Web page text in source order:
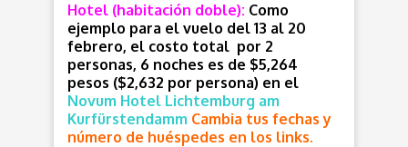
Hotel (habitación doble): Como
ejemplo para el vuelo del 13 al 20
febrero, el costo total por 2
personas, 6 noches es de $5,264
pesos ($2,632 por persona) en el
Novum Hotel Lichtemburg am
Kurfürstendamm Cambia tus fechas y
número de huéspedes en los links.